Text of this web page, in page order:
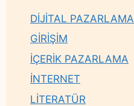
DİJİTAL PAZARLAMA
GİRİŞİM
İÇERİK PAZARLAMA
İNTERNET
LİTERATÜR